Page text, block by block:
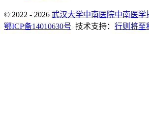
© 2022 - 2026 武汉大学中南医院中南医学
鄂ICP备14010630号 技术支持： 行则将至